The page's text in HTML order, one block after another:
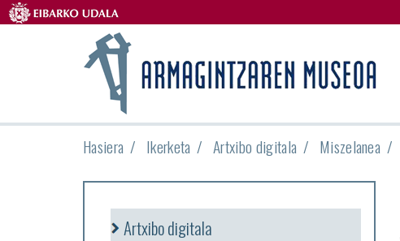
Hasiera Ikerketa Artxibo digitala Miszelanea
Artxibo digitala